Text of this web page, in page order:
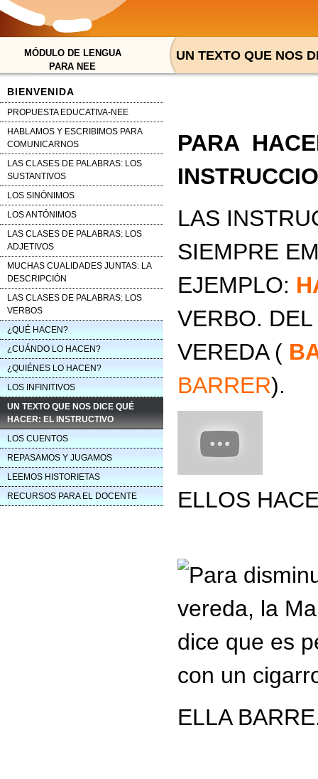
MÓDULO DE LENGUA
PARA NEE
BIENVENIDA
PROPUESTA EDUCATIVA-NEE
HABLAMOS Y ESCRIBIMOS PARA
COMUNICARNOS
LAS CLASES DE PALABRAS: LOS
SUSTANTIVOS
LOS SINÓNIMOS
LOS ANTÓNIMOS
LAS CLASES DE PALABRAS: LOS
ADJETIVOS
MUCHAS CUALIDADES JUNTAS: LA
DESCRIPCIÓN
LAS CLASES DE PALABRAS: LOS
VERBOS
¿QUÉ HACEN?
¿CUÁNDO LO HACEN?
¿QUIÉNES LO HACEN?
LOS INFINITIVOS
UN TEXTO QUE NOS DICE QUÉ
HACER: EL INSTRUCTIVO
LOS CUENTOS
REPASAMOS Y JUGAMOS
LEEMOS HISTORIETAS
RECURSOS PARA EL DOCENTE
UN TEXTO QUE NOS
PARA
LAS
SIEMPRE
EJEMPLO:
VERBO.
VEREDA (
BARRER).
ELLOS
ELLA